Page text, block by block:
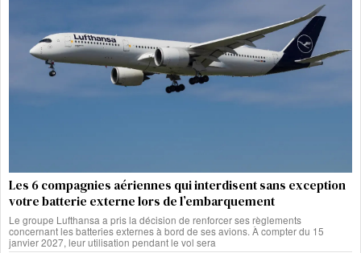
Les 6 compagnies aériennes qui interdisent sans exception
votre batterie externe lors de l’embarquement
Le groupe Lufthansa a pris la décision de renforcer ses règlements
concernant les batteries externes à bord de ses avions. À compter du 15
janvier 2027, leur utilisation pendant le vol sera